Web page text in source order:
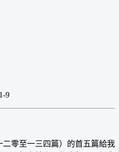
9
零至一三四篇）的首五篇給我